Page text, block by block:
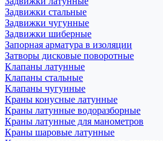
Задвижки стальные
Задвижки чугунные
Задвижки шиберные
Запорная арматура в изоляции
Затворы дисковые поворотные
Клапаны латунные
Клапаны стальные
Клапаны чугунные
Краны конусные латунные
Краны латунные водоразборные
Краны латунные для манометров
Краны шаровые латунные